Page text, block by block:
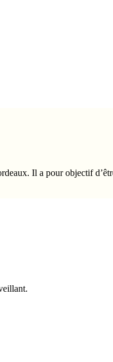
Il a pour objectif